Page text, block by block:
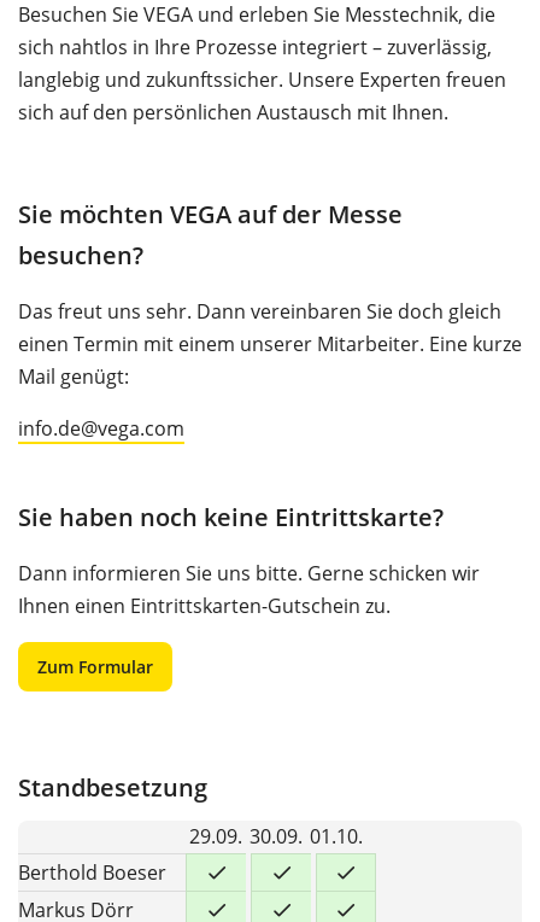
Besuchen Sie VEGA und erleben Sie Messtechnik, die
sich nahtlos in Ihre Prozesse integriert – zuverlässig,
langlebig und zukunftssicher. Unsere Experten freuen
sich auf den persönlichen Austausch mit Ihnen.
Sie möchten VEGA auf der Messe
besuchen?
Das freut uns sehr. Dann vereinbaren Sie doch gleich
einen Termin mit einem unserer Mitarbeiter. Eine kurze
Mail genügt:
info.de@vega.com
Sie haben noch keine Eintrittskarte?
Dann informieren Sie uns bitte. Gerne schicken wir
Ihnen einen Eintrittskarten-Gutschein zu.
Zum Formular
Standbesetzung
29.09. 30.09. 01.10.
Berthold Boeser
Markus Dörr